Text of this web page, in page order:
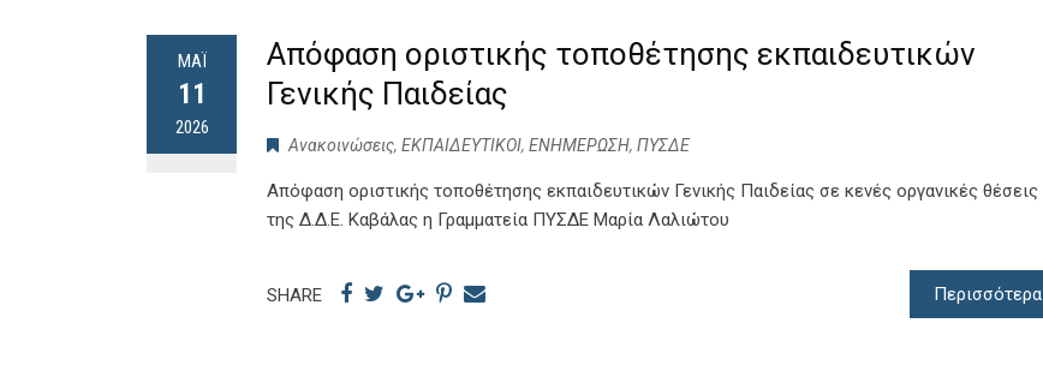
ΜΆΙ
11
2026
Απόφαση οριστικής τοποθέτησης εκπαιδευτικών
Γενικής Παιδείας
Ανακοινώσεις, ΕΚΠΑΙΔΕΥΤΙΚΟΙ, ΕΝΗΜΕΡΩΣΗ, ΠΥΣΔΕ
Απόφαση οριστικής τοποθέτησης εκπαιδευτικών Γενικής Παιδείας σε κενές οργανικές θέσεις
της Δ.Δ.Ε. Καβάλας η Γραμματεία ΠΥΣΔΕ Μαρία Λαλιώτου
Περισσότερα
SHARE